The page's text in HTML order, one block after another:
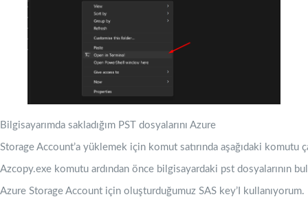
Bilgisayarımda sakladığım PST dosyalarını Azure
Storage Account’a yüklemek için komut satırında aşağıdaki komutu
Azcopy.exe komutu ardından önce bilgisayardaki pst dosyalarının
Azure Storage Account için oluşturduğumuz SAS key’I kullanıyorum.